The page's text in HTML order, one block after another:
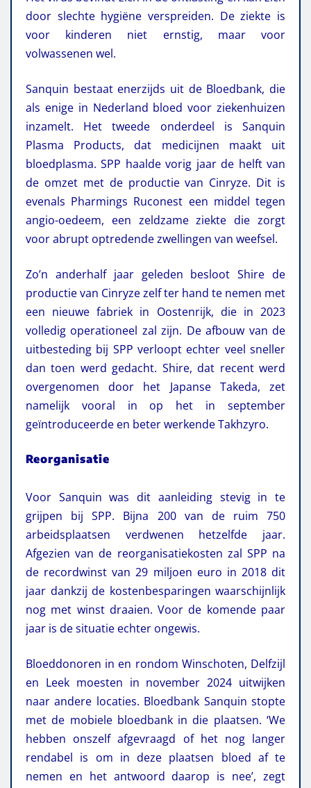
door slechte hygiëne verspreiden. De ziekte is
voor kinderen niet ernstig, maar voor
volwassenen wel.
Sanquin bestaat enerzijds uit de Bloedbank, die
als enige in Nederland bloed voor ziekenhuizen
inzamelt. Het tweede onderdeel is Sanquin
Plasma Products, dat medicijnen maakt uit
bloedplasma. SPP haalde vorig jaar de helft van
de omzet met de productie van Cinryze. Dit is
evenals Pharmings Ruconest een middel tegen
angio-oedeem, een zeldzame ziekte die zorgt
voor abrupt optredende zwellingen van weefsel.
Zo’n anderhalf jaar geleden besloot Shire de
productie van Cinryze zelf ter hand te nemen met
een nieuwe fabriek in Oostenrijk, die in 2023
volledig operationeel zal zijn. De afbouw van de
uitbesteding bij SPP verloopt echter veel sneller
dan toen werd gedacht. Shire, dat recent werd
overgenomen door het Japanse Takeda, zet
namelijk vooral in op het in september
geïntroduceerde en beter werkende Takhzyro.
Reorganisatie
Voor Sanquin was dit aanleiding stevig in te
grijpen bij SPP. Bijna 200 van de ruim 750
arbeidsplaatsen verdwenen hetzelfde jaar.
Afgezien van de reorganisatiekosten zal SPP na
de recordwinst van 29 miljoen euro in 2018 dit
jaar dankzij de kostenbesparingen waarschijnlijk
nog met winst draaien. Voor de komende paar
jaar is de situatie echter ongewis.
Bloeddonoren in en rondom Winschoten, Delfzijl
en Leek moesten in november 2024 uitwijken
naar andere locaties. Bloedbank Sanquin stopte
met de mobiele bloedbank in die plaatsen. ‘We
hebben onszelf afgevraagd of het nog langer
rendabel is om in deze plaatsen bloed af te
nemen en het antwoord daarop is nee’, zegt